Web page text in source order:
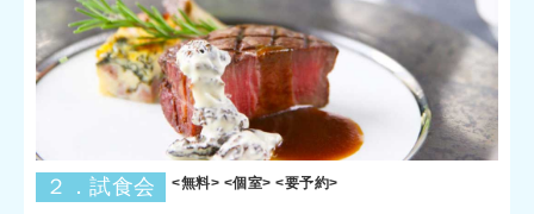
２．試食会 <無料> <個室> <要予約>